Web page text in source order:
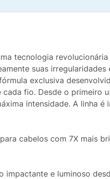
tecnologia revolucionária
suas irregularidades
exclusiva
fio. Desde o primeiro
intensidade. A linha é
cabelos com 7X mais
impactante e luminoso